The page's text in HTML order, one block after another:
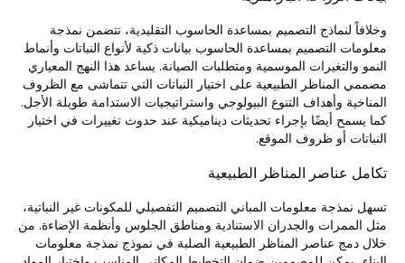
وخلافاً لنماذج التصميم بمساعدة الحاسوب التقليدية، تتضمن نمذجة
معلومات التصميم بمساعدة الحاسوب بيانات ذكية لأنواع النباتات وأنماط
النمو والتغيرات الموسمية ومتطلبات الصيانة. يساعد هذا النهج المعياري
مصممي المناظر الطبيعية على اختيار النباتات التي تتماشى مع الظروف
المناخية وأهداف التنوع البيولوجي واستراتيجيات الاستدامة طويلة الأجل.
كما يسمح أيضًا بإجراء تحديثات ديناميكية عند حدوث تغييرات في اختيار
النباتات أو ظروف الموقع.
تكامل عناصر المناظر الطبيعية
تسهل نمذجة معلومات المباني التصميم التفصيلي للمكونات غير النباتية،
مثل الممرات والجدران الاستنادية ومناطق الجلوس وأنظمة الإضاءة. من
خلال دمج عناصر المناظر الطبيعية الصلبة في نموذج نمذجة معلومات